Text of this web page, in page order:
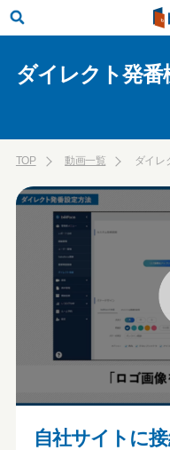
ダイレクト発番
TOP 動画一覧 ダイレ
自社サイトに